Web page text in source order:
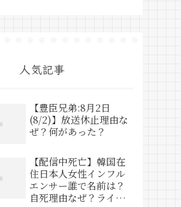
人気記事
【豊臣兄弟:8月2日
(8/2)】放送休止理由な
ぜ？何があった？
【配信中死亡】韓国在
住日本人女性インフル
エンサー誰で名前は？
自死理由なぜ？ライブ